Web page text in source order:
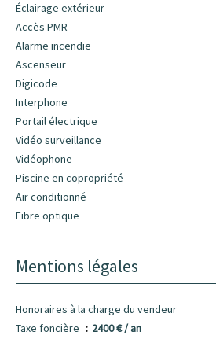
Éclairage extérieur
Accès PMR
Alarme incendie
Ascenseur
Digicode
Interphone
Portail électrique
Vidéo surveillance
Vidéophone
Piscine en copropriété
Air conditionné
Fibre optique
Mentions légales
Honoraires à la charge du vendeur
Taxe foncière
2400 € / an